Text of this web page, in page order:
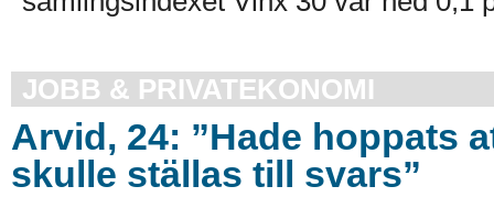
JOBB & PRIVATEKONOMI
Arvid, 24: ”Hade hoppats
skulle ställas till svars”